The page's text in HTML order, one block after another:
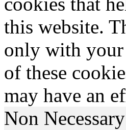
this website.
only with your
of these
may have an
Non Necessary